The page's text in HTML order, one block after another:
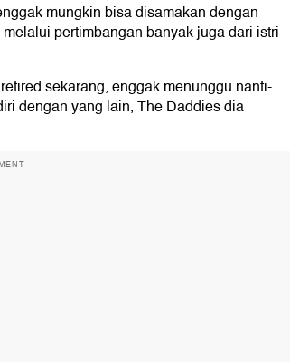
mungkin bisa disamakan dengan
pertimbangan banyak juga dari istri
sekarang, enggak menunggu nanti-
dengan yang lain, The Daddies dia